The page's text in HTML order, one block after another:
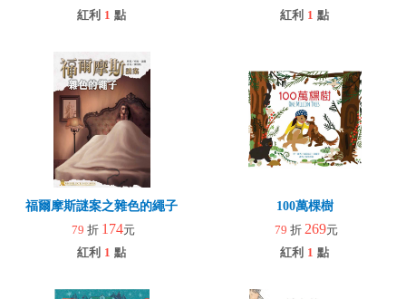
紅利 1 點
紅利 1 點
福爾摩斯謎案之雜色的繩子
79 折 174元
紅利 1 點
100萬棵樹
79 折 269元
紅利 1 點